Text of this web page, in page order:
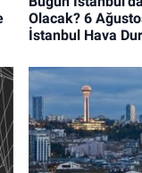
Olacak? 6
İstanbul Hava